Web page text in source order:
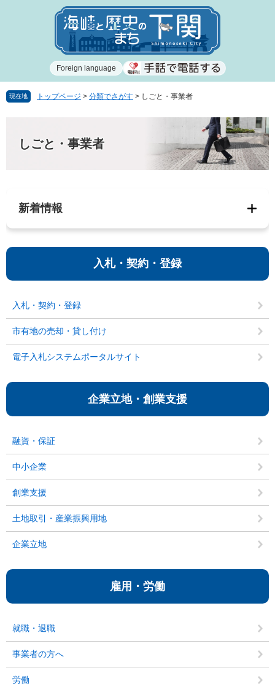
で
ば
Foreign language
現在地 トップページ > 分類でさがす > しごと・事業者
しごと・事業者
新着情報
入札・契約・登録
入札・契約・登録
市有地の売却・貸し付け
電子入札システムポータルサイト
企業立地・創業支援
融資・保証
中小企業
創業支援
土地取引・産業振興用地
企業立地
雇用・労働
就職・退職
事業者の方へ
労働